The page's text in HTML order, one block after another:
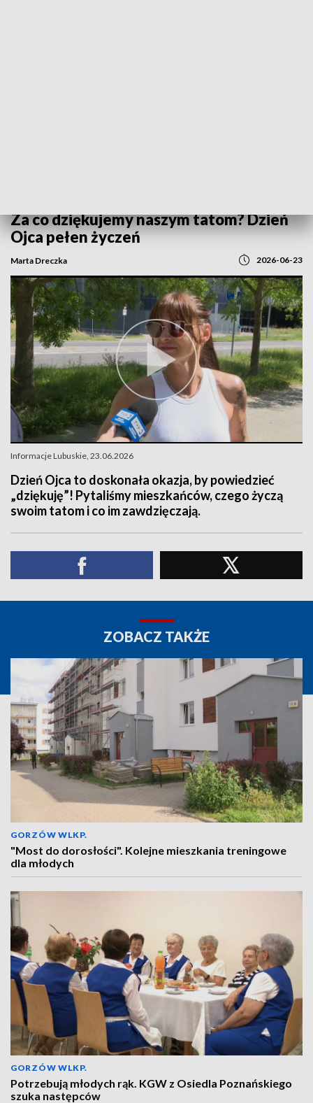
Za co dziękujemy naszym tatom? Dzień
Ojca pełen życzeń
Marta Dreczka 2026-06-23
Informacje Lubuskie, 23.06.2026
Dzień Ojca to doskonała okazja, by powiedzieć
„dziękuję”! Pytaliśmy mieszkańców, czego życzą
swoim tatom i co im zawdzięczają.
ZOBACZ TAKŻE
GORZÓW WLKP.
"Most do dorosłości". Kolejne mieszkania treningowe
dla młodych
GORZÓW WLKP.
Potrzebują młodych rąk. KGW z Osiedla Poznańskiego
szuka następców